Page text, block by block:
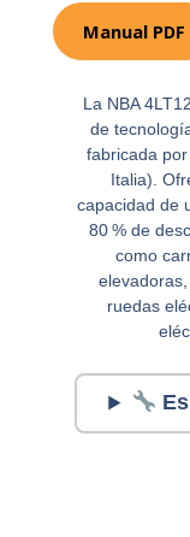
Manual PDF
La NBA
de
fabricada por
Italia).
capacidad de
80 % de
como
ruedas